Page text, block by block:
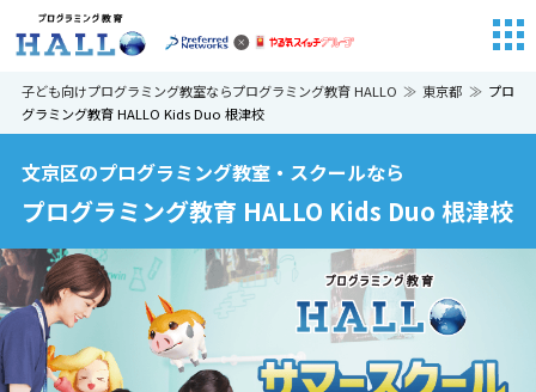
子ども向けプログラミング教室ならプログラミング教育 HALLO 東京都
プロ
グラミング教育 HALLO Kids Duo 根津校
文京区のプログラミング教室・スクールなら
プログラミング教育 HALLO Kids Duo 根津校